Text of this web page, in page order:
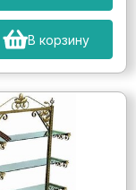
В корзину